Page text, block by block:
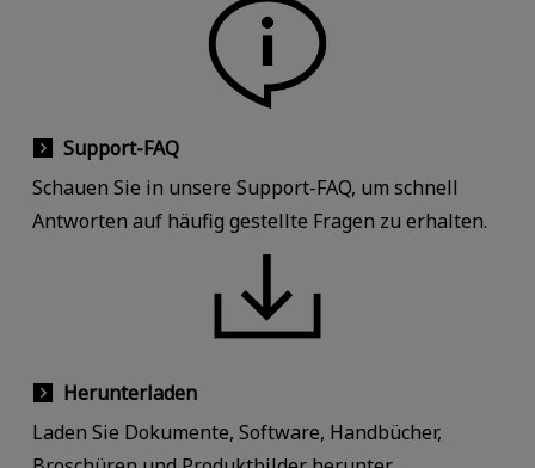
Support-FAQ
Schauen Sie in unsere Support-FAQ, um schnell
Antworten auf häufig gestellte Fragen zu erhalten.
Herunterladen
Laden Sie Dokumente, Software, Handbücher,